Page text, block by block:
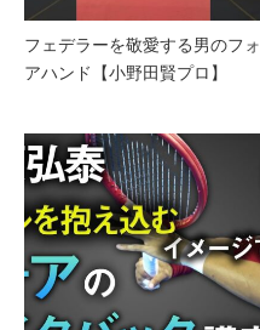
フェデラーを敬愛する男のフォ
アハンド【小野田賢プロ】